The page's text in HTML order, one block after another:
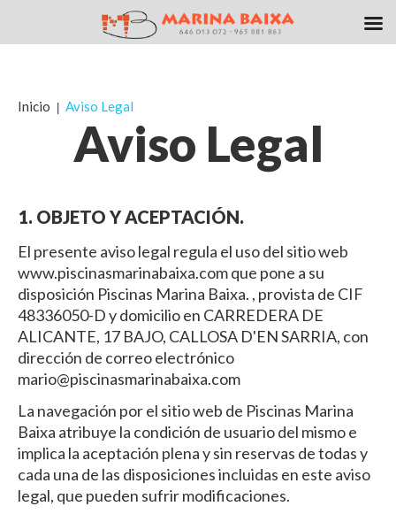
Aviso Legal
Inicio Aviso Legal
1. OBJETO Y ACEPTACIÓN.
El presente aviso legal regula el uso del sitio web
www.piscinasmarinabaixa.com que pone a su
disposición Piscinas Marina Baixa. , provista de CIF
48336050-D y domicilio en CARREDERA DE
ALICANTE, 17 BAJO, CALLOSA D'EN SARRIA, con
dirección de correo electrónico
mario@piscinasmarinabaixa.com
La navegación por el sitio web de Piscinas Marina
Baixa atribuye la condición de usuario del mismo e
implica la aceptación plena y sin reservas de todas y
cada una de las disposiciones incluidas en este aviso
legal, que pueden sufrir modificaciones.